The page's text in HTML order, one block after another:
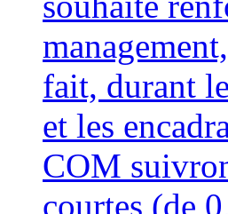
fait, durant
et les
COM
courtes (de